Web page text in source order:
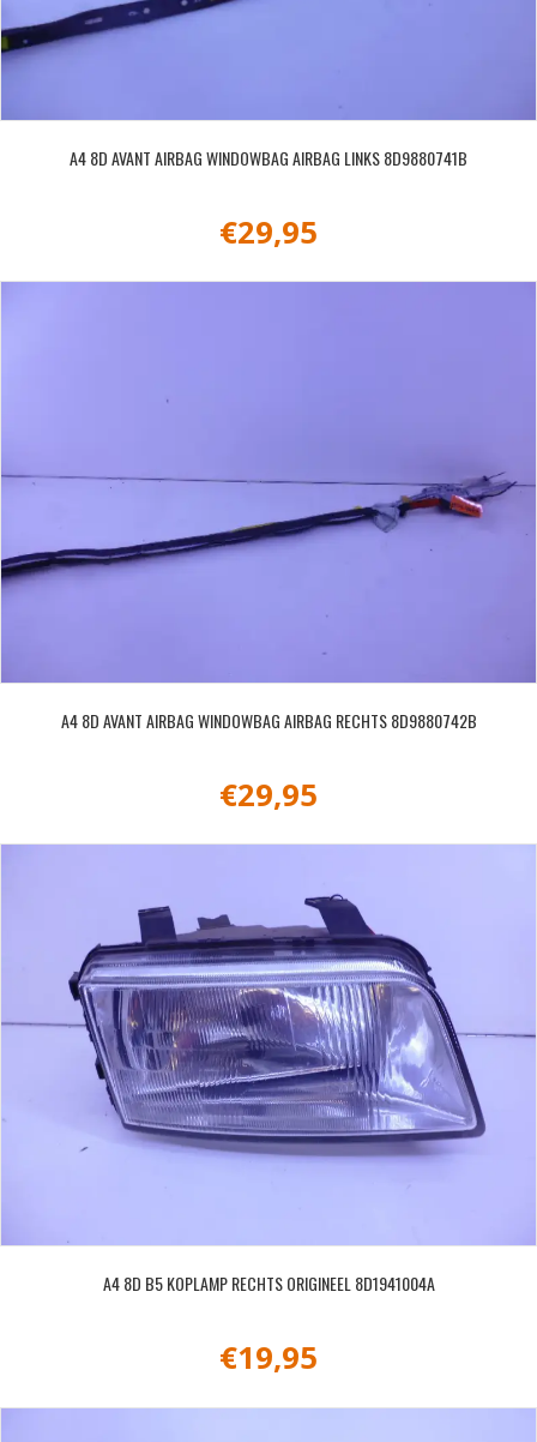
A4 8D AVANT AIRBAG WINDOWBAG AIRBAG LINKS 8D9880741B
€29,95
A4 8D AVANT AIRBAG WINDOWBAG AIRBAG RECHTS 8D9880742B
€29,95
A4 8D B5 KOPLAMP RECHTS ORIGINEEL 8D1941004A
€19,95